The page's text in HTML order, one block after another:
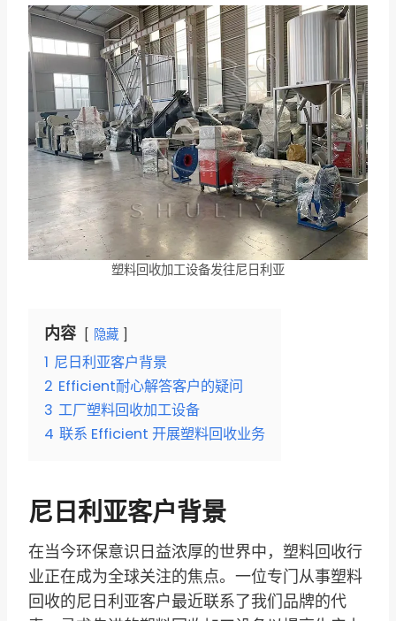
塑料回收加工设备发往尼日利亚
内容 隐藏
1 尼日利亚客户背景
2 Efficient耐心解答客户的疑问
3 工厂塑料回收加工设备
4 联系 Efficient 开展塑料回收业务
尼日利亚客户背景
在当今环保意识日益浓厚的世界中，塑料回收行
业正在成为全球关注的焦点。一位专门从事塑料
回收的尼日利亚客户最近联系了我们品牌的代